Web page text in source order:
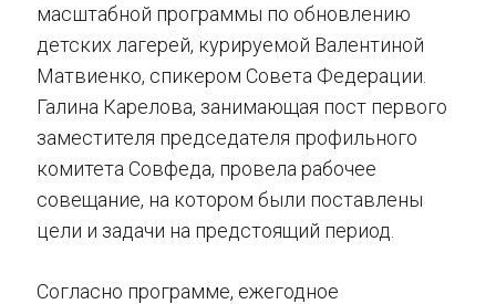
масштабной программы по обновлению
детских лагерей, курируемой Валентиной
Матвиенко, спикером Совета Федерации.
Галина Карелова, занимающая пост первого
заместителя председателя профильного
комитета Совфеда, провела рабочее
совещание, на котором были поставлены
цели и задачи на предстоящий период.
Согласно программе, ежегодное